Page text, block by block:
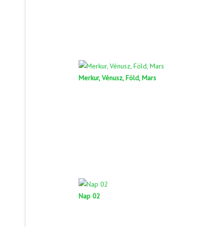
Merkur, Vénusz, Föld, Mars
Nap 02